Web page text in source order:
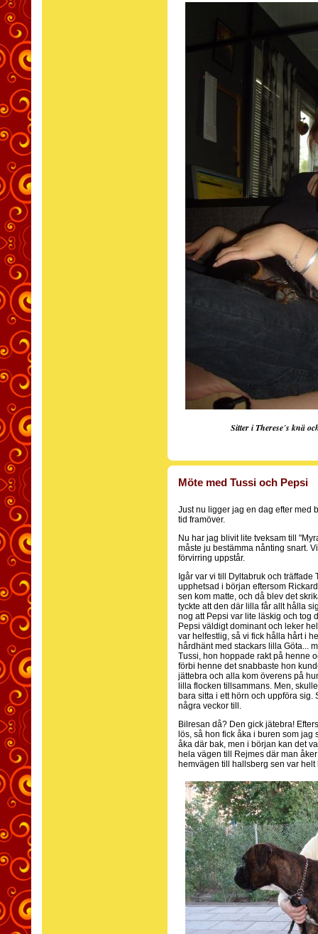
Sitter i Therese´s knä
Möte med Tussi och Pepsi
Just nu ligger jag en dag efter med
tid framöver.
Nu har jag blivit lite tveksam till
måste ju bestämma nånting snart.
förvirring uppstår.
Igår var vi till Dyltabruk och
upphetsad i början eftersom
sen kom matte, och då blev det
tyckte att den där lilla får allt hålla
nog att Pepsi var lite läskig och tog
Pepsi väldigt dominant och leker
var helfestlig, så vi fick hålla hårt i
hårdhänt med stackars lilla Göta...
Tussi, hon hoppade rakt på henne
förbi henne det snabbaste hon
jättebra och alla kom överens på
lilla flocken tillsammans. Men,
bara sitta i ett hörn och uppföra sig.
några veckor till.
Bilresan då? Den gick jätebra!
lös, så hon fick åka i buren som
åka där bak, men i början kan det
hela vägen till Rejmes där man
hemvägen till hallsberg sen var helt